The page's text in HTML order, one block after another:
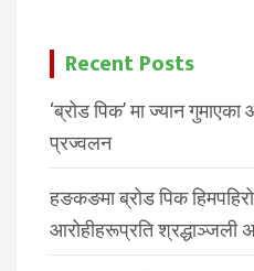
Recent Posts
‘ब्रोड पिक’ मा ज्यान
प्रज्वलन
हङकङमा ब्रोड पिक
आरोहीहरूप्रति श्रद्धाञ्जली